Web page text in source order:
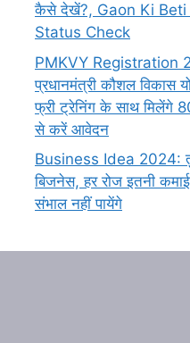
कैसे देखें?, Gaon Ki Beti
Status Check
PMKVY Registration
प्रधानमंत्री कौशल विकास
फ्री ट्रेनिंग के साथ मिलेंगे
से करें आवेदन
Business Idea 2024:
बिजनेस, हर रोज इतनी
संभाल नहीं पायेंगे